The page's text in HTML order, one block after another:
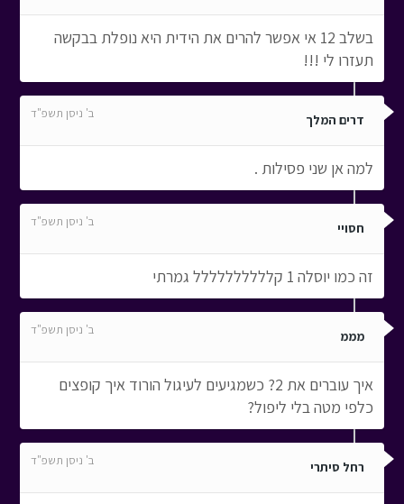
בשלב 12 אי אפשר להרים את הידית היא נופלת בבקשה
תעזרו לי !!!
דרים המלך ב' ניסן תשפ"ד
למה אן שני פסילות .
חסויי ב' ניסן תשפ"ד
זה כמו יוסלה 1 קלללללללללל גמרתי
מממ ב' ניסן תשפ"ד
איך עוברים את 2? כשמגיעים לעיגול הורוד איך קופצים
כלפי מטה בלי ליפול?
רחל סיתרי ב' ניסן תשפ"ד